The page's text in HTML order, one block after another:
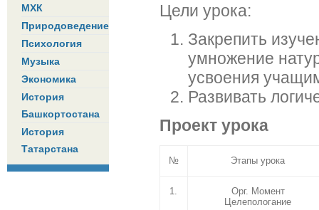
МХК
Природоведение
Психология
Музыка
Экономика
История
Башкортостана
История
Татарстана
Цели урока:
Закрепить
умножение
усвоения
Развивать
Проект урока
№ Этапы урока
1.
Орг. Момент
Целепологание